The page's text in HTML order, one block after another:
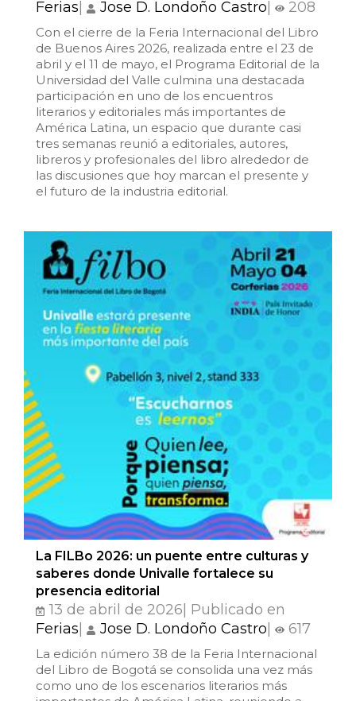
Ferias Jose D. Londoño Castro 208
Con el cierre de la Feria Internacional del Libro
de Buenos Aires 2026, realizada entre el 23 de
abril y el 11 de mayo, el Programa Editorial de la
Universidad del Valle culmina una destacada
participación en uno de los encuentros
literarios y editoriales más importantes de
América Latina, un espacio que durante casi
tres semanas reunió a editoriales, autores,
libreros y profesionales del libro alrededor de
las discusiones que hoy marcan el presente y
el futuro de la industria editorial.
La FILBo 2026: un puente entre culturas y
saberes donde Univalle fortalece su
presencia editorial
13 de abril de 2026| Publicado en
Ferias
Jose D. Londoño Castro 617
La edición número 38 de la Feria Internacional
del Libro de Bogotá se consolida una vez más
como uno de los escenarios literarios más